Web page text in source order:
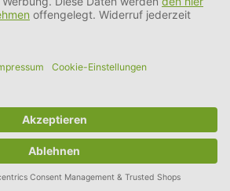
ImpressumInformation BATTG
Cookie Einstellungen